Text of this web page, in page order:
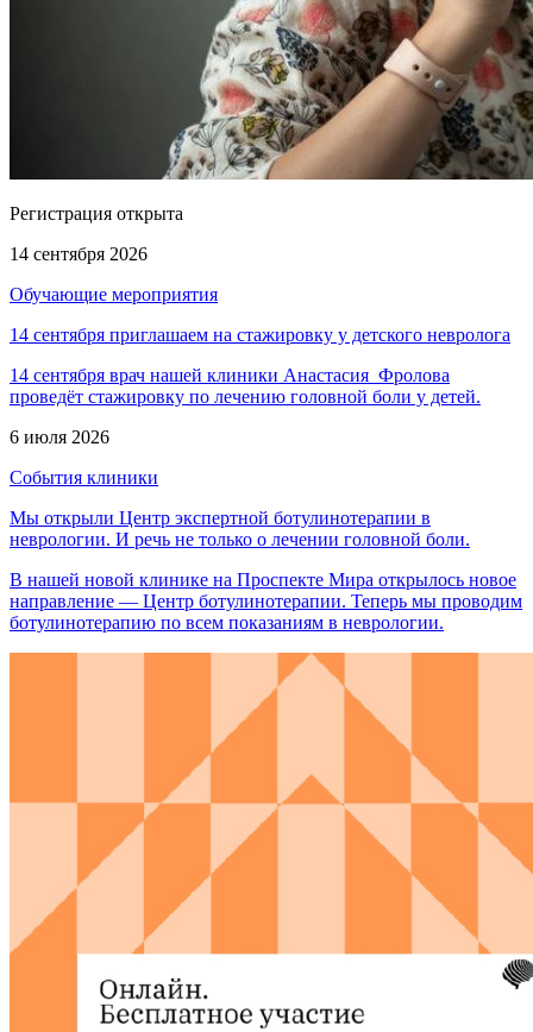
Регистрация открыта
14 сентября 2026
Обучающие мероприятия
14 сентября приглашаем на стажировку у детского невролога
14 сентября врач нашей клиники Анастасия Фролова
проведёт стажировку по лечению головной боли у детей.
6 июля 2026
События клиники
Мы открыли Центр экспертной ботулинотерапии в
неврологии. И речь не только о лечении головной боли.
В нашей новой клинике на Проспекте Мира открылось новое
направление — Центр ботулинотерапии. Теперь мы проводим
ботулинотерапию по всем показаниям в неврологии.